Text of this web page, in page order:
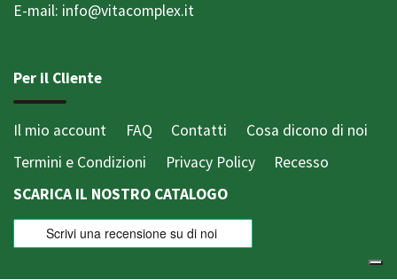
E-mail: info@vitacomplex.it
Per il Cliente
Il mio account FAQ Contatti
Cosa dicono di noi
Termini e Condizioni
Privacy Policy
Recesso
SCARICA IL NOSTRO CATALOGO